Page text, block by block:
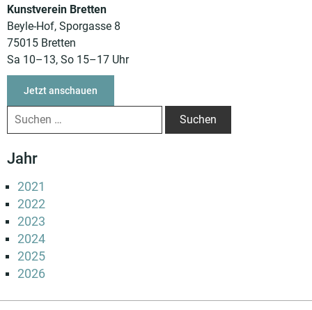
Kunstverein Bretten
Beyle-Hof, Sporgasse 8
75015 Bretten
Sa 10–13, So 15–17 Uhr
Jetzt anschauen
Jahr
2021
2022
2023
2024
2025
2026